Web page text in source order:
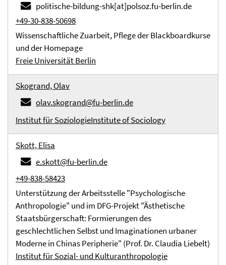
politische-bildung-shk[at]polsoz.fu-berlin.de
+49-30-838-50698
Wissenschaftliche Zuarbeit, Pflege der Blackboardkurse
und der Homepage
Freie Universität Berlin
Skogrand, Olav
olav.skogrand@fu-berlin.de
Institut für SoziologieInstitute of Sociology
Skott, Elisa
e.skott@fu-berlin.de
+49-838-58423
Unterstützung der Arbeitsstelle "Psychologische
Anthropologie" und im DFG-Projekt "Ästhetische
Staatsbürgerschaft: Formierungen des
geschlechtlichen Selbst und Imaginationen urbaner
Moderne in Chinas Peripherie" (Prof. Dr. Claudia Liebelt)
Institut für Sozial- und Kulturanthropologie